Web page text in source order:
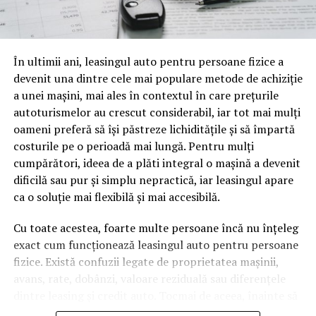
o mină de informație, plină de întrebări pe care și le pun
oamenii cu adevărat. Dacă transcrierea ajunge pe o
cuvinte tematice, scrise exact în limbajul în care se
caută.
Apoi vine partea de comportament. O pagină pe care
vizitatorii stau zece, cincisprezece minute ca să
urmărească replay-ul trimite un semnal greu de ignorat.
Google nu îți măsoară direct satisfacția, însă timpul
petrecut, scrollul și revenirile spun ceva despre cât de
util e materialul.
Și mai e ceva ce se uită ușor. Un webinar reușit atrage
linkuri aproape de la sine. Cineva îl menționează într-un
newsletter, altcineva îl citează într-un articol, un
partener îl trimite în comunitatea lui. Fiecare astfel de
tău, iar autoritatea e moneda forte în SEO.
În ultimii ani, leasingul auto pentru persoane fizice a
devenit una dintre cele mai populare metode de achiziție
a unei mașini, mai ales în contextul în care prețurile
autoturismelor au crescut considerabil, iar tot mai mulți
oameni preferă să își păstreze lichiditățile și să împartă
costurile pe o perioadă mai lungă. Pentru mulți
cumpărători, ideea de a plăti integral o mașină a devenit
dificilă sau pur și simplu nepractică, iar leasingul apare
ca o soluție mai flexibilă și mai accesibilă.
Cu toate acestea, foarte multe persoane încă nu înțeleg
exact cum funcționează leasingul auto pentru persoane
fizice. Există confuzii legate de proprietatea mașinii,
avans, rate, dobânzi, valoare reziduală sau diferențele
semnezi orice contract, este important să înțelegi clar